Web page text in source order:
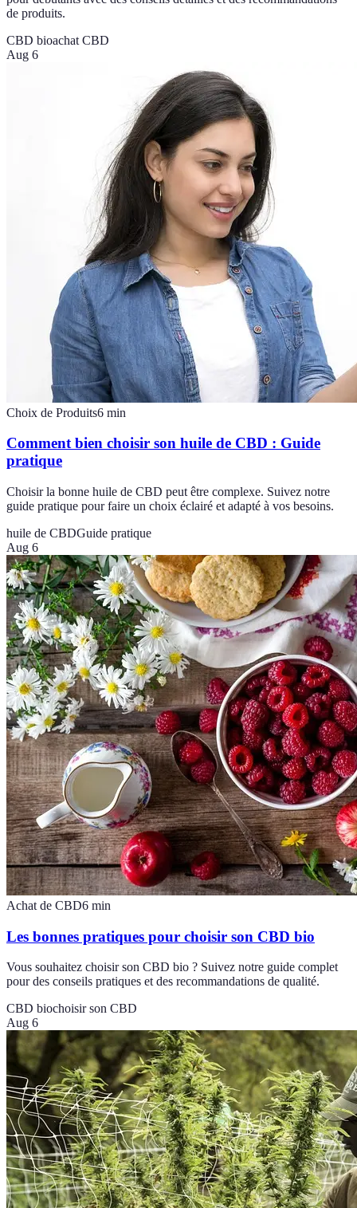
de produits.
CBD bioachat CBD
Aug 6
Choix de Produits6 min
Comment bien choisir son huile de CBD : Guide
pratique
Choisir la bonne huile de CBD peut être complexe. Suivez notre
guide pratique pour faire un choix éclairé et adapté à vos besoins.
huile de CBDGuide pratique
Aug 6
Achat de CBD6 min
Les bonnes pratiques pour choisir son CBD bio
Vous souhaitez choisir son CBD bio ? Suivez notre guide complet
pour des conseils pratiques et des recommandations de qualité.
CBD biochoisir son CBD
Aug 6